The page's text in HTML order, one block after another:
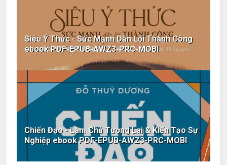
Siêu Ý Thức - Sức Mạnh Dẫn Lối Thành Công
ebook PDF-EPUB-AWZ3-PRC-MOBI
Chiến Đạo - Làm Chủ Tương Lai & Kiến Tạo Sự
Nghiệp ebook PDF-EPUB-AWZ3-PRC-MOBI